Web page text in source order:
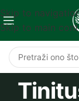
Skip to
Skip to main